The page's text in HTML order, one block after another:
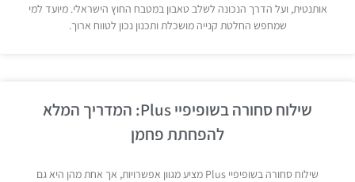
אותנטית, ועל הדרך הנכונה לשלב טאבון במטבח החוץ הישראלי. מיועד למי
שמחפש החלטת קנייה מושכלת ותכנון נכון לטווח ארוך.
שילוח סחורה בשופיפיי Plus: המדריך המלא
להפחתת פחמן
שילוח סחורה בשופיפיי Plus מציע מגוון אפשרויות, אך אחת מהן היא גם